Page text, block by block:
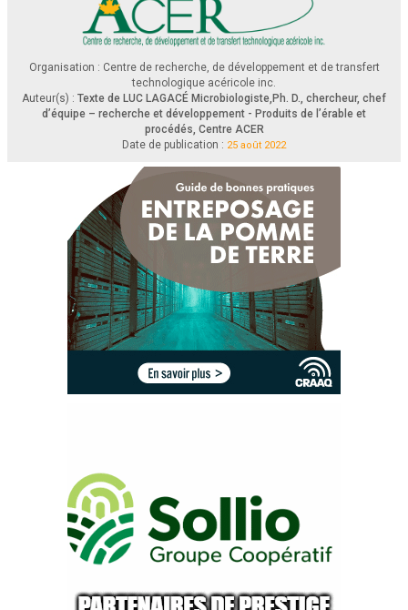
Organisation : Centre de recherche, de développement et de transfert
technologique acéricole inc.
Auteur(s) : Texte de LUC LAGACÉ Microbiologiste,Ph. D., chercheur, chef
d’équipe – recherche et développement - Produits de l’érable et
procédés, Centre ACER
Date de publication : 25 août 2022